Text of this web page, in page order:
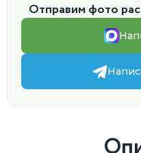
Отправим фото